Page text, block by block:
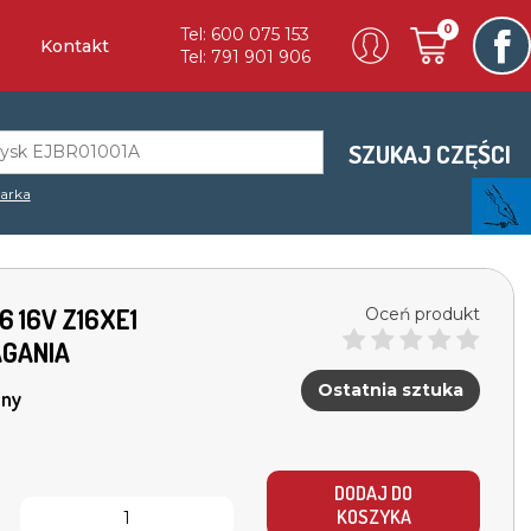
Kontakt
Tel: 600 075 153
Tel: 791 901 906
0
SZUKAJ CZĘŚCI
16V Z16XE1
Oceń produkt
Ostatnia sztuka
DODAJ DO
KOSZYKA